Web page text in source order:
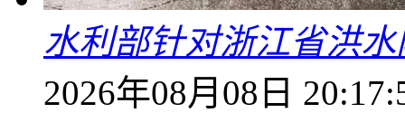
水利部针对浙江省洪
2026年08月08日